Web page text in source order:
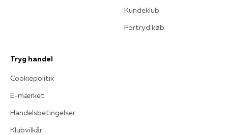
Kundeklub
Fortryd køb
Tryg handel
Cookiepolitik
E-mærket
Handelsbetingelser
Klubvilkår